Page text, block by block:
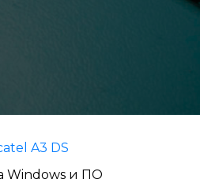
Windows и ПО